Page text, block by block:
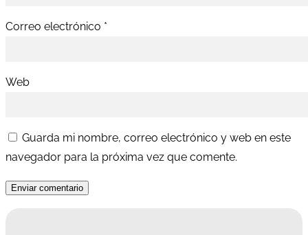
Correo electrónico *
Web
Guarda mi nombre, correo electrónico y web en este
navegador para la próxima vez que comente.
Enviar comentario